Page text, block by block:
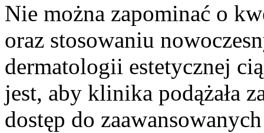
Nie można zapominać o
oraz stosowaniu
dermatologii estetycznej
jest, aby klinika podążała
dostęp do